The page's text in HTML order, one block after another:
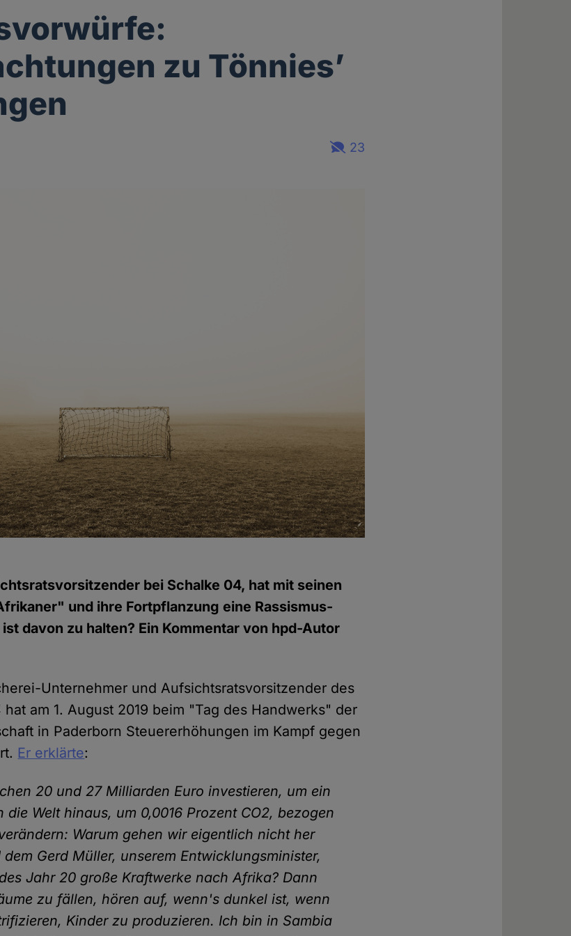
zu Tönnies’
23
bei Schalke 04, hat mit seinen
und ihre Fortpflanzung eine Rassismus-
davon zu halten? Ein Kommentar von hpd-Autor
Unternehmer und Aufsichtsratsvorsitzender des
hat am 1. August 2019 beim "Tag des Handwerks" der
in Paderborn Steuererhöhungen im Kampf gegen
Er erklärte:
20 und 27 Milliarden Euro investieren, um ein
die Welt hinaus, um 0,0016 Prozent CO2, bezogen
Warum gehen wir eigentlich nicht her
Gerd Müller, unserem Entwicklungsminister,
Jahr 20 große Kraftwerke nach Afrika? Dann
zu fällen, hören auf, wenn's dunkel ist, wenn
Kinder zu produzieren. Ich bin in Sambia